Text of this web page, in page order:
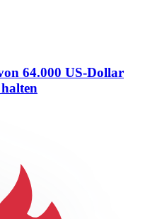
64.000 US-Dollar